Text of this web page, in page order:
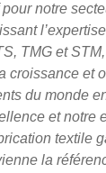
notre
TMG et
croissance et
du monde
et notre
textile
la